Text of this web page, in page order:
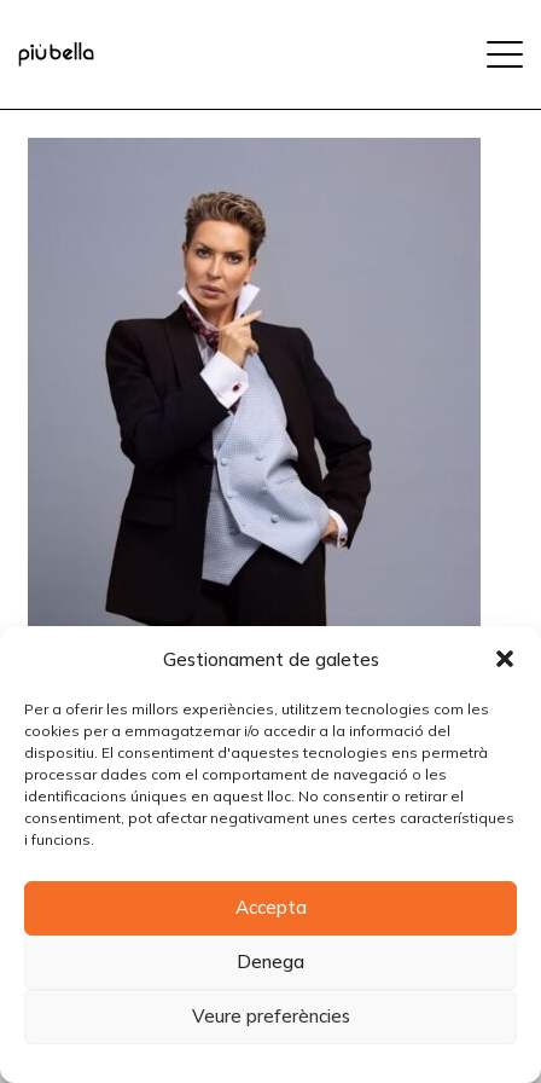
Gestionament de galetes
Per a oferir les millors experiències, utilitzem tecnologies com les
cookies per a emmagatzemar i/o accedir a la informació del
dispositiu. El consentiment d'aquestes tecnologies ens permetrà
processar dades com el comportament de navegació o les
identificacions úniques en aquest lloc. No consentir o retirar el
consentiment, pot afectar negativament unes certes característiques
i funcions.
Accepta
Denega
Veure preferències
© Copyright Piùbella Models Agency2026
Creative Corner Agency
Política de cookies